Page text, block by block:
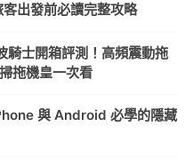
出發前必讀完整攻略
士開箱評測！高頻震動拖
拖機皇一次看
與 Android 必學的隱藏